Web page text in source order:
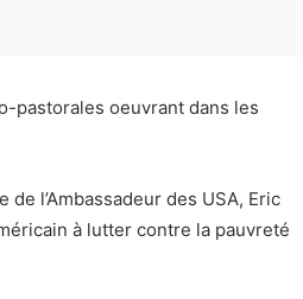
pastorales oeuvrant dans les
l’Ambassadeur des USA, Eric
à lutter contre la pauvreté